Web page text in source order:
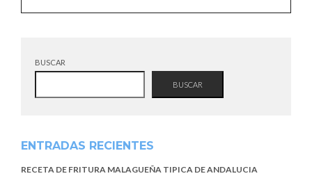
BUSCAR
BUSCAR
ENTRADAS RECIENTES
RECETA DE FRITURA MALAGUEÑA TIPICA DE ANDALUCIA